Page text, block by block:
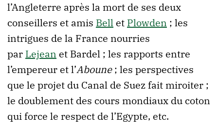
l’Angleterre après la mort de ses deux
conseillers et amis Bell et Plowden ; les
intrigues de la France nourries
par Lejean et Bardel ; les rapports entre
l’empereur et l’Aboune; les perspectives
que le projet du Canal de Suez fait miroiter ;
le doublement des cours mondiaux du coton
qui force le respect de l’Egypte, etc.